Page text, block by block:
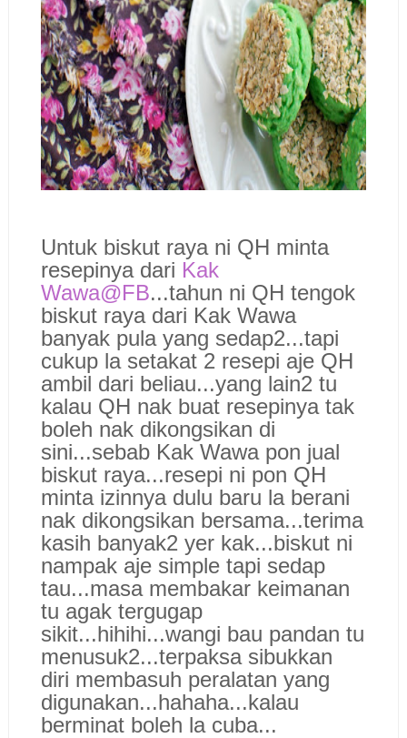
Untuk biskut raya ni QH minta
resepinya dari Kak
Wawa@FB...tahun ni QH tengok
biskut raya dari Kak Wawa
banyak pula yang sedap2...tapi
cukup la setakat 2 resepi aje QH
ambil dari beliau...yang lain2 tu
kalau QH nak buat resepinya tak
boleh nak dikongsikan di
sini...sebab Kak Wawa pon jual
biskut raya...resepi ni pon QH
minta izinnya dulu baru la berani
nak dikongsikan bersama...terima
kasih banyak2 yer kak...biskut ni
nampak aje simple tapi sedap
tau...masa membakar keimanan
tu agak tergugap
sikit...hihihi...wangi bau pandan tu
menusuk2...terpaksa sibukkan
diri membasuh peralatan yang
digunakan...hahaha...kalau
berminat boleh la cuba...